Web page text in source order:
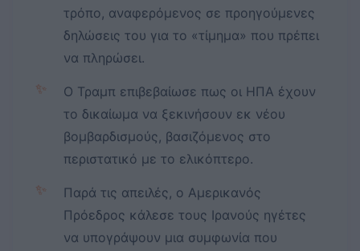
τρόπο, αναφερόμενος σε προηγούμενες
δηλώσεις του για το «τίμημα» που πρέπει
να πληρώσει.
✨
Ο Τραμπ επιβεβαίωσε πως οι ΗΠΑ έχουν
το δικαίωμα να ξεκινήσουν εκ νέου
βομβαρδισμούς, βασιζόμενος στο
περιστατικό με το ελικόπτερο.
✨
Παρά τις απειλές, ο Αμερικανός
Πρόεδρος κάλεσε τους Ιρανούς ηγέτες
να υπογράψουν μια συμφωνία που